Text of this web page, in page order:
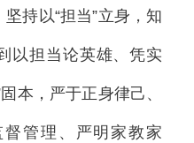
持以“担当”立身，知
以担当论英雄、凭实
本，严于正身律己、
管理、严明家教家